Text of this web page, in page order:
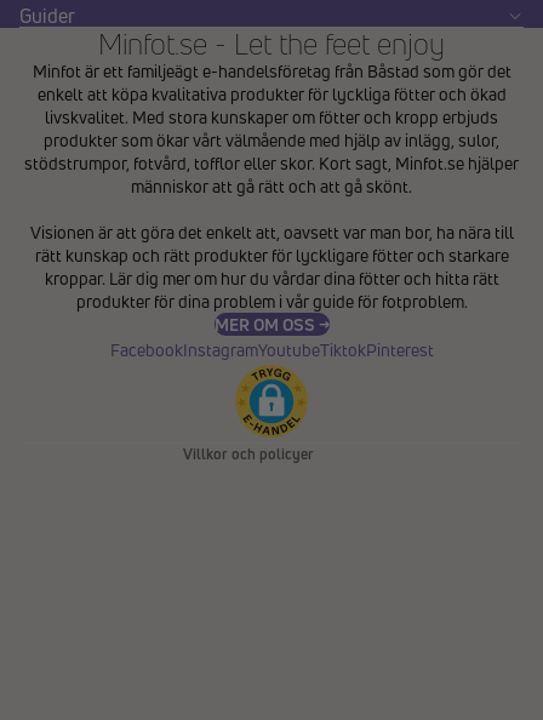
Guider
Minfot.se - Let the feet enjoy
Minfot är ett familjeägt e-handelsföretag från Båstad som gör det
enkelt att köpa kvalitativa produkter för lyckliga fötter och ökad
livskvalitet. Med stora kunskaper om fötter och kropp erbjuds
produkter som ökar vårt välmående med hjälp av inlägg, sulor,
stödstrumpor, fotvård, tofflor eller skor. Kort sagt, Minfot.se hjälper
människor att gå rätt och att gå skönt.
Visionen är att göra det enkelt att, oavsett var man bor, ha nära till
rätt kunskap och rätt produkter för lyckligare fötter och starkare
kroppar. Lär dig mer om hur du vårdar dina fötter och hitta rätt
produkter för dina problem i vårguide för fotproblem.
MER OM OSS →
FacebookInstagramYoutubeTiktokPinterest
Villkor och policyer
Återbetalningspolicy
Användarvillkor
Fraktpolicy
Kontaktinformation
Avbeställningspolicy
Rättsligt meddelande